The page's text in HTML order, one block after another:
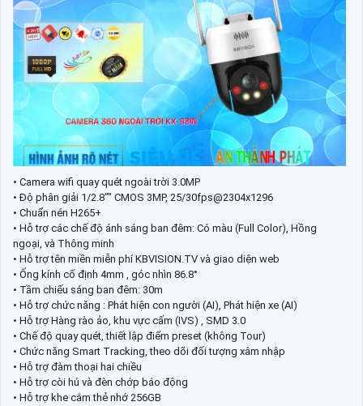
• Camera wifi quay quét ngoài trời 3.0MP
• Độ phân giải 1/2.8"" CMOS 3MP, 25/30fps@2304x1296
• Chuẩn nén H265+
• Hỗ trợ các chế độ ánh sáng ban đêm: Có màu (Full Color), Hồng
ngoại, và Thông minh
• Hỗ trợ tên miền miễn phí KBVISION.TV và giao diện web
• Ống kính cố định 4mm , góc nhìn 86.8°
• Tầm chiếu sáng ban đêm: 30m
• Hỗ trợ chức năng : Phát hiện con người (AI), Phát hiện xe (AI)
• Hỗ trợ Hàng rào ảo, khu vực cấm (IVS) , SMD 3.0
• Chế độ quay quét, thiết lập điểm preset (không Tour)
• Chức năng Smart Tracking, theo dõi đối tượng xâm nhập
• Hỗ trợ đàm thoại hai chiều
• Hỗ trợ còi hú và đèn chớp báo động
• Hỗ trợ khe cắm thẻ nhớ 256GB